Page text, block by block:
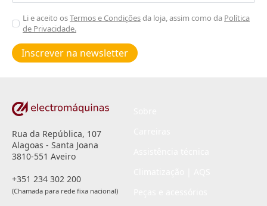
Aceitar
Poiticas
de
privacidade
Li e aceito osTermos e Condiçõesda loja, assim como da Política
de Privacidade.
Inscrever na newsletter
Rua da República, 107
Alagoas - Santa Joana
3810-551 Aveiro
+351 234 302 200
(Chamada para rede fixa nacional)